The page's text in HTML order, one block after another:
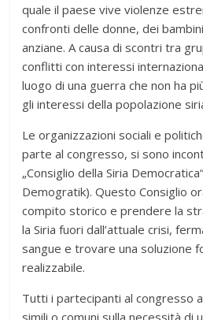
quale il paese vive violenze
confronti delle donne, dei
anziane. A causa di scontri tra
conflitti con interessi
luogo di una guerra che non ha
gli interessi della popolazione
Le organizzazioni sociali e
parte al congresso, si sono
„Consiglio della Siria
Demogratik). Questo Consiglio
compito storico e prendere la
la Siria fuori dall’attuale crisi,
sangue e trovare una soluzione
realizzabile.
Tutti i partecipanti al congresso